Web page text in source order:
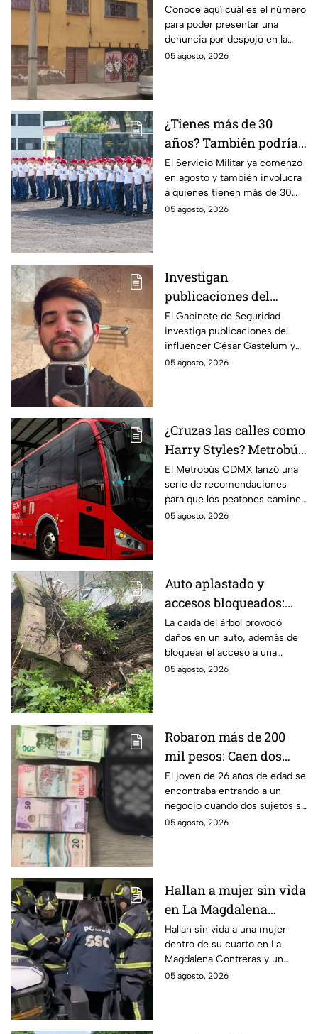
CDMX? El número que
tienes que marcar y lo
que tienes que hacer
Conoce aquí cuál es el número
para poder presentar una
denuncia por despojo en la
CDMX y qué hacer si eres
05 agosto, 2026
¿Tienes más de 30
años? También podrías
tener que hacer el
Servicio Militar 2026 si
saliste sorteado en
agosto
El Servicio Militar ya comenzó
en agosto y también involucra
a quienes tienen más de 30
años. Conoce quiénes deben
05 agosto, 2026
Investigan
publicaciones del
influencer César
Gastélum por alusión a
"La Mayiza"
El Gabinete de Seguridad
investiga publicaciones del
influencer César Gastélum y
analiza videos tras su
05 agosto, 2026
¿Cruzas las calles como
Harry Styles? Metrobús
lanza
recomendaciones de
seguridad para
peatones en CDMX
El Metrobús CDMX lanzó una
serie de recomendaciones
para que los peatones caminen
y crucen las calles con
05 agosto, 2026
Auto aplastado y
accesos bloqueados:
Cae gigantesco árbol en
calles de la GAM y deja
graves daños
La caída del árbol provocó
daños en un auto, además de
bloquear el acceso a una
unidad habitacional en la
05 agosto, 2026
Robaron más de 200
mil pesos: Caen dos
hombres tras asaltar a
un joven en calles de
Iztacalco
El joven de 26 años de edad se
encontraba entrando a un
negocio cuando dos sujetos se
acercaron y lo despojaron de
05 agosto, 2026
Hallan a mujer sin vida
en La Magdalena
Contreras y choque en
la Del Valle, mientras
dormía
Hallan sin vida a una mujer
dentro de su cuarto en La
Magdalena Contreras y un
choque por velocidad impacta
05 agosto, 2026